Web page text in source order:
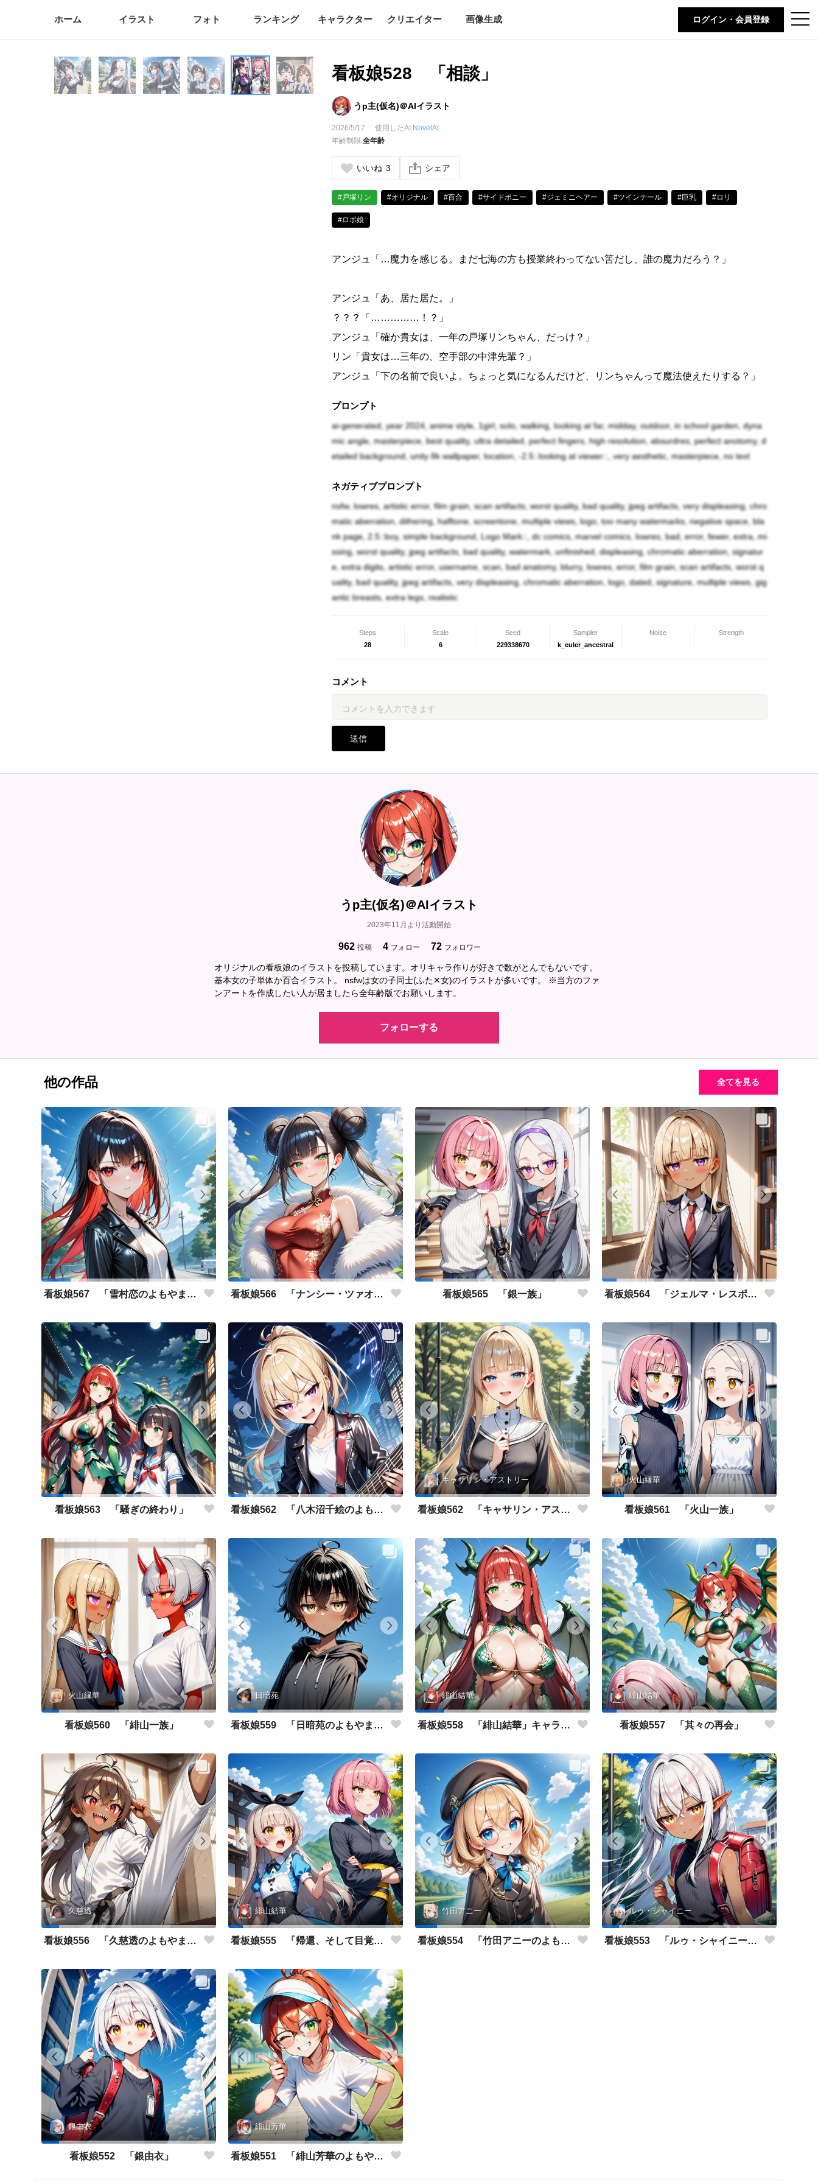
t
o
ホーム イラスト フォト ランキング キャラクター クリエイター 画像生成 ログイン・会員登録
看板娘528 「相談」
うp主(仮名)＠AIイラスト
2026/5/17 使用したAI NovelAI
年齢制限全年齢
いいね 3 シェア
#戸塚リン #オリジナル #百合 #サイドポニー #ジェミニヘアー #ツインテール #巨乳 #ロリ
#ロボ娘
アンジュ「…魔力を感じる。まだ七海の方も授業終わってない筈だし、誰の魔力だろう？」
アンジュ「あ、居た居た。」
？？？「……………！？」
アンジュ「確か貴女は、一年の戸塚リンちゃん、だっけ？」
リン「貴女は…三年の、空手部の中津先輩？」
アンジュ「下の名前で良いよ。ちょっと気になるんだけど、リンちゃんって魔法使えたりする？」
んが居たからね。」
アンジュ「そ、そうだよ。」
リン「だったら！放課後私の家に来てくれませんか！？どうしても相談したい話が！…と言うより
相談したい娘が居るんです！！」
アンジュ「わ、私は魔力が備わってそんなに経ってないよ！？」
リン「私なんて、昨日魔力が身体に！…その、注がれ…いや、備わったばかりなんです！！だから
どうして良いか分からなくて！！」
て行っても良い？」
リン「構いません！寧ろ有り難いです！！」
〜〜〜
アンジュ「…と、言う訳なんだ。」
七海「変わった相談、ですね。本人の魔力の制御の相談とかじゃなくて、見て欲しい娘が居る、で
七海「獣人？モンスター娘ですかね？」
アンジュ「若しくはアレじゃない？ハピスみたいに並行世界からやって来たとか。」
七海「その可能性はありそうですね。」
アンジュ「でしょ？兎に角あの娘の家に行って確かめた方が分かりやすいのは確かだし、実際に見
てみようよ！」
見ました！」
？？？「はじめまして。ワタクシ、ドロシーと申します。以後お見知り置きを。」
七海「どう言う事なんですか！？」
プロンプト
ai-generated, year 2024, anime style, 1girl, solo, walking, looking at far, midday, outdoor, in school garden, dyna
mic angle, masterpiece, best quality, ultra detailed, perfect fingers, high resolution, absurdres, perfect anotomy, d
etailed background, unity 8k wallpaper, location, -2.5::looking at viewer::, very aesthetic, masterpiece, no text
ネガティブプロンプト
nsfw, lowres, artistic error, film grain, scan artifacts, worst quality, bad quality, jpeg artifacts, very displeasing, chro
matic aberration, dithering, halftone, screentone, multiple views, logo, too many watermarks, negative space, bla
nk page, 2.5::boy, simple background, Logo Mark::, dc comics, marvel comics, lowres, bad, error, fewer, extra, mi
ssing, worst quality, jpeg artifacts, bad quality, watermark, unfinished, displeasing, chromatic aberration, signatur
e, extra digits, artistic error, username, scan, bad anatomy, blurry, lowres, error, film grain, scan artifacts, worst q
uality, bad quality, jpeg artifacts, very displeasing, chromatic aberration, logo, dated, signature, multiple views, gig
antic breasts, extra legs, realistic
Steps
28
Scale
6
Seed
229338670
Sampler
k_euler_ancestral
Noise Strength
コメント
送信
うp主(仮名)＠AIイラスト
2023年11月より活動開始
962 投稿 4 フォロー 72 フォロワー
オリジナルの看板娘のイラストを投稿しています。オリキャラ作りが好きで数がとんでもないです。
基本女の子単体か百合イラスト。 nsfwは女の子同士(ふた✕女)のイラストが多いです。 ※当方のファ
ンアートを作成したい人が居ましたら全年齢版でお願いします。
フォローする
他の作品 全てを見る
看板娘567 「雪村恋のよもやま話」 看板娘566 「ナンシー・ツァオのよもやま話」 看板娘565 「銀一族」 看板娘564 「ジェルマ・レスポストン・八百のよもやま話」
看板娘563 「騒ぎの終わり」 看板娘562 「八木沼千絵のよもやま話」
キャサリン・アストリー
看板娘562 「キャサリン・アストリーのよもやま話」
火山縁華
看板娘561 「火山一族」
火山縁華
看板娘560 「緋山一族」
日暗苑
看板娘559 「日暗苑のよもやま話」
緋山結華
看板娘558 「緋山結華」キャラクター紹介
緋山結華
看板娘557 「其々の再会」
久慈透
看板娘556 「久慈透のよもやま話」
緋山結華
看板娘555 「帰還、そして目覚め。」
竹田アニー
看板娘554 「竹田アニーのよもやま話」
ルゥ・シャイニー
看板娘553 「ルゥ・シャイニーのよもやま話」
銀由衣
看板娘552 「銀由衣」
緋山芳華
看板娘551 「緋山芳華のよもやま話」